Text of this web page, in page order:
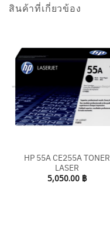
สินค้าที่เกี่ยวข้อง
HP 55A CE255A TONER
LASER
5,050.00 ฿